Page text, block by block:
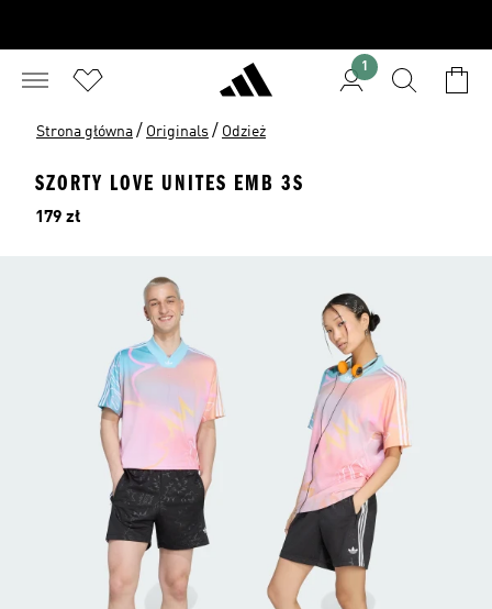
1
Strona główna / Originals / Odzież
SZORTY LOVE UNITES EMB 3S
Cena
179 zł